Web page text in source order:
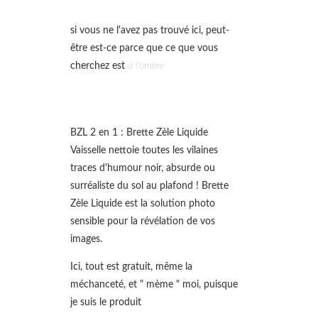
si vous ne l'avez pas trouvé ici, peut-
être est-ce parce que ce que vous
cherchez està l'ombre
BZL 2 en 1 : Brette Zèle Liquide
Vaisselle nettoie toutes les vilaines
traces d'humour noir, absurde ou
surréaliste du sol au plafond ! Brette
Zèle Liquide est la solution photo
sensible pour la révélation de vos
images.
Ici, tout est gratuit, même la
méchanceté, et " mème " moi, puisque
je suis le produit